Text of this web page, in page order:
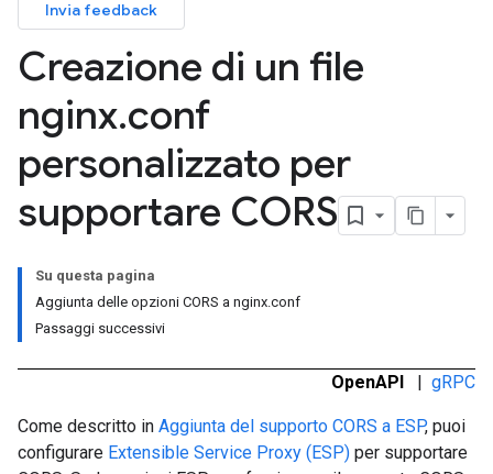
Invia feedback
Creazione di un file
nginx.conf
personalizzato per
supportare CORS
Su questa pagina
Aggiunta delle opzioni CORS a nginx.conf
Passaggi successivi
OpenAPI | gRPC
Come descritto in Aggiunta del supporto CORS a ESP, puoi
configurare Extensible Service Proxy (ESP) per supportare